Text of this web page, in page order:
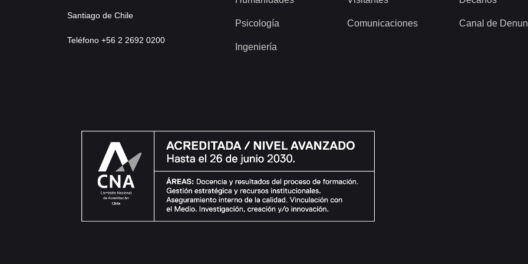
Santiago de Chile
Teléfono +56 2 2692 0200
Psicología
Ingeniería
Comunicaciones Canal de